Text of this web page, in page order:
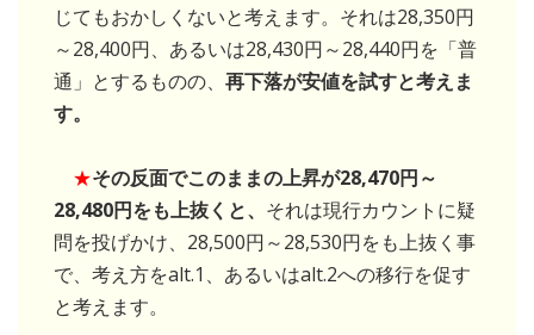
じてもおかしくないと考えます。それは28,350円
～28,400円、あるいは28,430円～28,440円を「普
通」とするものの、 再下落が安値を試すと考えま
す。
★その反面でこのままの上昇が28,470円～
28,480円をも上抜くと、 それは現行カウントに疑
問を投げかけ、28,500円～28,530円をも上抜く事
で、考え方をalt.1、あるいはalt.2への移行を促す
と考えます。